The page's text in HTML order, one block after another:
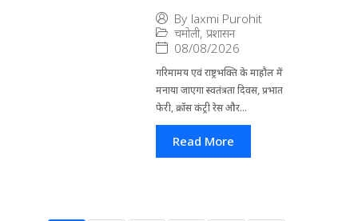
By laxmi Purohit
चमोली, प्रशासन
08/08/2026
गरिमामय एवं राष्ट्रभक्ति के माहौल में
मनाया जाएगा स्वतंत्रता दिवस, प्रभात
फेरी, क्रॉस कंट्री रेस और...
Read More